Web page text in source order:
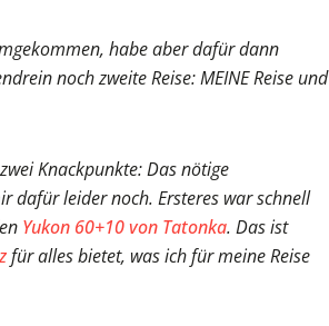
habe aber dafür dann
noch zweite Reise: MEINE Reise und
Knackpunkte: Das nötige
dafür leider noch. Ersteres war schnell
Yukon 60+10 von Tatonka. Das ist
für alles bietet, was ich für meine Reise